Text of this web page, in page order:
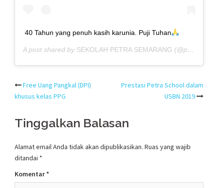
40 Tahun yang penuh kasih karunia. Puji Tuhan
A post shared by SEKOLAH PETRA SEMARANG (@petraschoolsemarang) on
Post
navigation
Free Uang Pangkal (DPI)
khusus kelas PPG
Prestasi Petra School dalam
USBN 2019
Tinggalkan Balasan
Alamat email Anda tidak akan dipublikasikan. Ruas yang wajib
ditandai *
Komentar*